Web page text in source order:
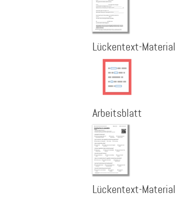
Lückentext-Material
Arbeitsblatt
Lückentext-Material